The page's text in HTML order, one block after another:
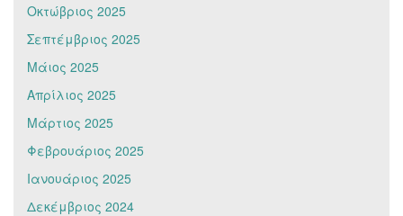
Οκτώβριος 2025
Σεπτέμβριος 2025
Μάιος 2025
Απρίλιος 2025
Μάρτιος 2025
Φεβρουάριος 2025
Ιανουάριος 2025
Δεκέμβριος 2024